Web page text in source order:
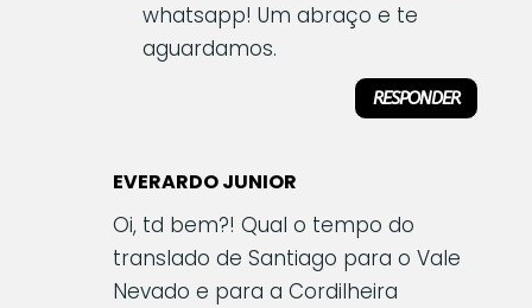
whatsapp! Um abraço e te
aguardamos.
RESPONDER
EVERARDO JUNIOR
Oi, td bem?! Qual o tempo do
translado de Santiago para o Vale
Nevado e para a Cordilheira